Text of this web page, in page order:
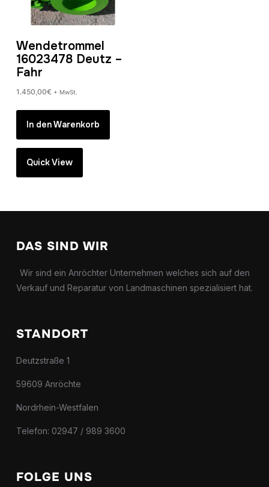
Wendetrommel
16023478 Deutz –
Fahr
1.450,00€ + MwSt.
In den Warenkorb
Quick View
DAS SIND WIR
Wir sind ein Anröchter Unternehmen welches sich auf den
Verkauf und Reparatur von Landmaschinen spezialisiert hat.
STANDORT
Deutzstraße 1
59609 Anröchte
Nordrhein-Westfalen
Telefon: 02947 / 989 3600
FOLGE UNS